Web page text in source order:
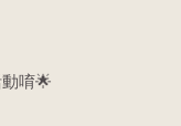
唷🌟